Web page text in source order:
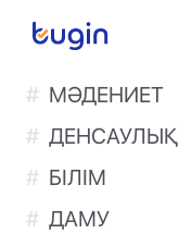
МӘДЕНИЕТ
ДЕНСАУЛЫҚ
БІЛІМ
ДАМУ